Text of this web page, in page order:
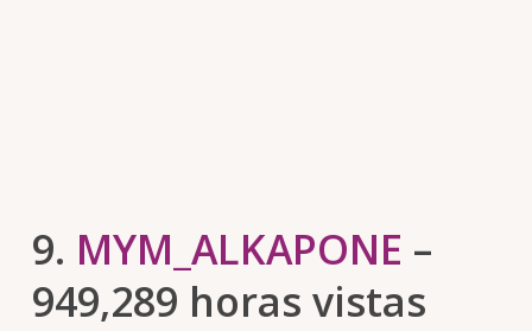
9. MYM_ALKAPONE –
949,289 horas vistas